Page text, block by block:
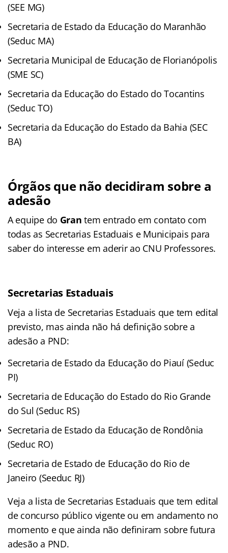
(SEE MG)
Secretaria de Estado da Educação do Maranhão
(Seduc MA)
Secretaria Municipal de Educação de Florianópolis
(SME SC)
Secretaria da Educação do Estado do Tocantins
(Seduc TO)
Secretaria da Educação do Estado da Bahia (SEC
BA)
Órgãos que não decidiram sobre a
adesão
A equipe do Grantem entrado em contato com
todas as Secretarias Estaduais e Municipais para
saber do interesse em aderir ao CNU Professores.
Secretarias Estaduais
Veja a lista de Secretarias Estaduais que tem edital
previsto, mas ainda não há definição sobre a
adesão a PND:
Secretaria de Estado da Educação do Piauí (Seduc
PI)
Secretaria de Educação do Estado do Rio Grande
do Sul (Seduc RS)
Secretaria de Estado da Educação de Rondônia
(Seduc RO)
Secretaria de Estado de Educação do Rio de
Janeiro (Seeduc RJ)
Veja a lista de Secretarias Estaduais que tem edital
de concurso público vigente ou em andamento no
momento e que ainda não definiram sobre futura
adesão a PND.